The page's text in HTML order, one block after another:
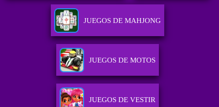
JUEGOS DE MAHJONG
JUEGOS DE MOTOS
JUEGOS DE VESTIR